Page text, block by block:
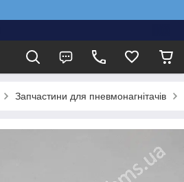
Запчастини для пневмонагнітачів